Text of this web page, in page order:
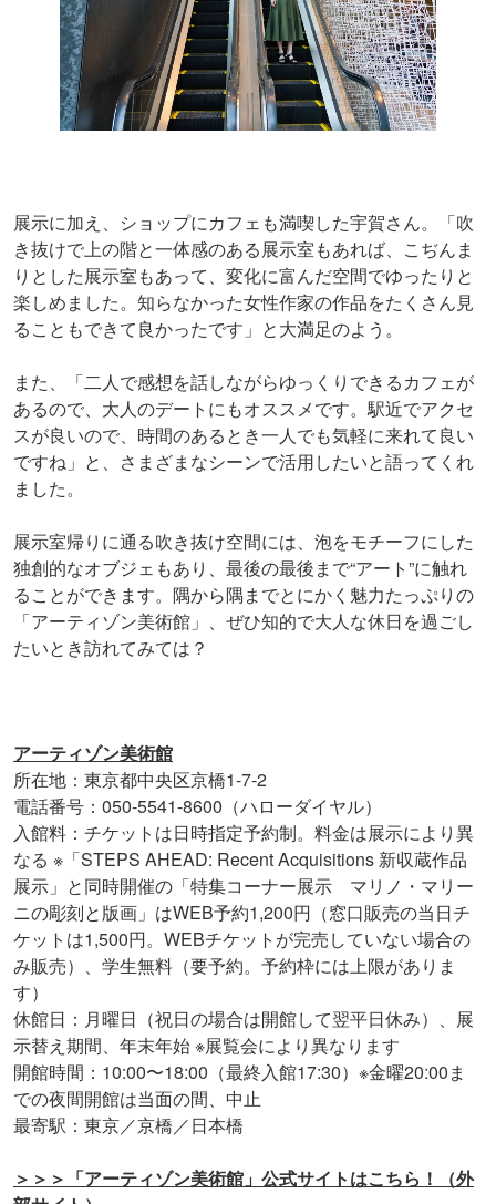
展示に加え、ショップにカフェも満喫した宇賀さん。「吹
き抜けで上の階と一体感のある展示室もあれば、こぢんま
りとした展示室もあって、変化に富んだ空間でゆったりと
楽しめました。知らなかった女性作家の作品をたくさん見
ることもできて良かったです」と大満足のよう。
また、「二人で感想を話しながらゆっくりできるカフェが
あるので、大人のデートにもオススメです。駅近でアクセ
スが良いので、時間のあるとき一人でも気軽に来れて良い
ですね」と、さまざまなシーンで活用したいと語ってくれ
ました。
展示室帰りに通る吹き抜け空間には、泡をモチーフにした
独創的なオブジェもあり、最後の最後まで“アート”に触れ
ることができます。隅から隅までとにかく魅力たっぷりの
「アーティゾン美術館」、ぜひ知的で大人な休日を過ごし
たいとき訪れてみては？
アーティゾン美術館
所在地：東京都中央区京橋1-7-2
電話番号：050-5541-8600（ハローダイヤル）
入館料：チケットは日時指定予約制。料金は展示により異
なる ※「STEPS AHEAD: Recent Acquisitions 新収蔵作品
展示」と同時開催の「特集コーナー展示 マリノ・マリー
ニの彫刻と版画」はWEB予約1,200円（窓口販売の当日チ
ケットは1,500円。WEBチケットが完売していない場合の
み販売）、学生無料（要予約。予約枠には上限がありま
す）
休館日：月曜日（祝日の場合は開館して翌平日休み）、展
示替え期間、年末年始 ※展覧会により異なります
開館時間：10:00〜18:00（最終入館17:30）※金曜20:00ま
での夜間開館は当面の間、中止
最寄駅：東京／京橋／日本橋
＞＞＞「アーティゾン美術館」公式サイトはこちら！（外